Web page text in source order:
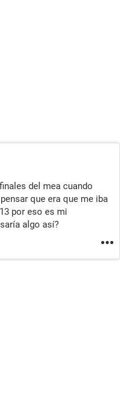
del mea cuando
que era que me iba
por eso es mi
algo así?